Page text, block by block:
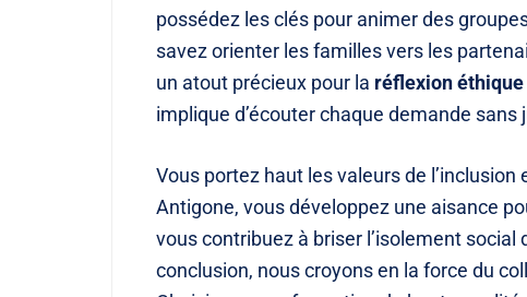
possédez les clés pour animer des
savez orienter les familles vers les
un atout précieux pour la réflexion éthique
implique d’écouter chaque demande sans
Vous portez haut les valeurs de l’inclusion
Antigone, vous développez une aisance
vous contribuez à briser l’isolement social
conclusion, nous croyons en la force du